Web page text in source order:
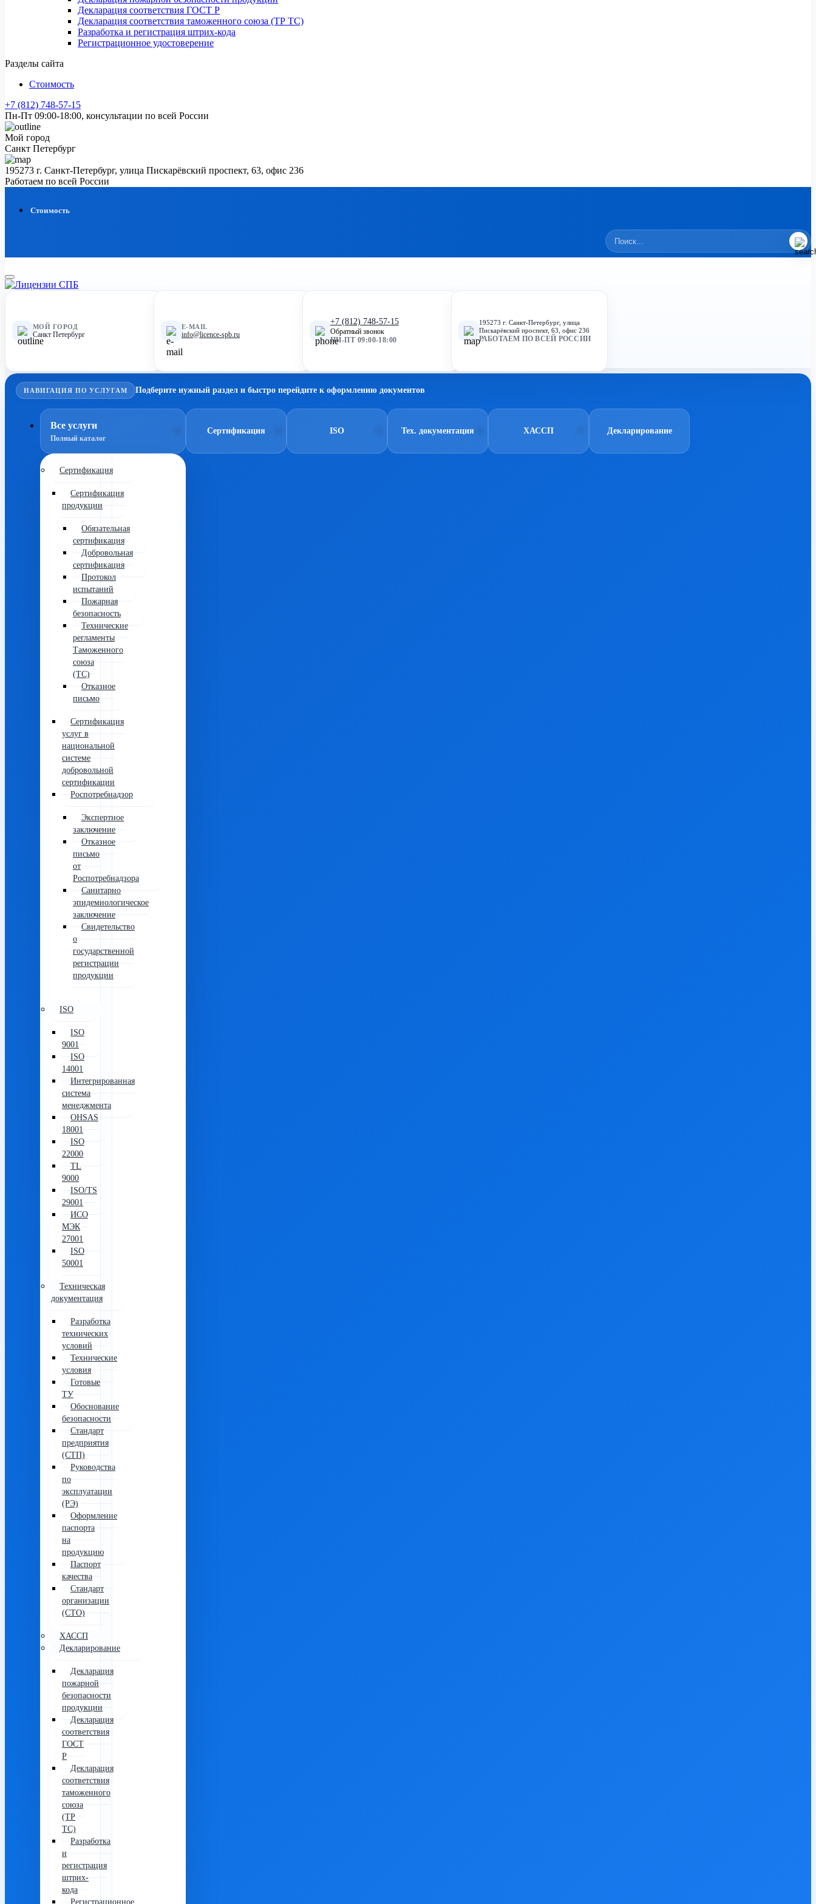
Декларация соответствия ГОСТ Р
Декларация соответствия таможенного союза (ТР ТС)
Разработка и регистрация штрих-кода
Регистрационное удостоверение
Разделы сайта
Стоимость
+7 (812) 748-57-15
Пн-Пт 09:00-18:00, консультации по всей России
Мой город
Санкт Петербург
195273 г. Санкт-Петербург, улица Пискарёвский проспект, 63, офис 236
Работаем по всей России
Стоимость
МОЙ ГОРОД
Санкт Петербург
E-MAIL
info@licence-spb.ru
+7 (812) 748-57-15
Обратный звонок
ПН-ПТ 09:00-18:00
195273 г. Санкт-Петербург, улица
Пискарёвский проспект, 63, офис 236
РАБОТАЕМ ПО ВСЕЙ РОССИИ
НАВИГАЦИЯ ПО УСЛУГАМ Подберите нужный раздел и быстро перейдите к оформлению документов
Все услуги
Полный каталог
Сертификация
Сертификация
продукции
Обязательная
сертификация
Добровольная
сертификация
Протокол
испытаний
Пожарная
безопасность
Технические
регламенты
Таможенного
союза
(ТС)
Отказное
письмо
Сертификация
услуг в
национальной
системе
добровольной
сертификации
Роспотребнадзор
Экспертное
заключение
Отказное
письмо
от
Роспотребнадзора
Санитарно
эпидемиологическое
заключение
Свидетельство
о
государственной
регистрации
продукции
ISO
ISO
9001
ISO
14001
Интегрированная
система
менеджмента
OHSAS
18001
ISO
22000
TL
9000
ISO/TS
29001
ИСО
МЭК
27001
ISO
50001
Техническая
документация
Разработка
технических
условий
Технические
условия
Готовые
ТУ
Обоснование
безопасности
Стандарт
предприятия
(СТП)
Руководства
по
эксплуатации
(РЭ)
Оформление
паспорта
на
продукцию
Паспорт
качества
Стандарт
организации
(СТО)
ХАССП
Декларирование
Декларация
пожарной
безопасности
продукции
Декларация
соответствия
ГОСТ
Р
Декларация
соответствия
таможенного
союза
(ТР
ТС)
Разработка
и
регистрация
штрих-
кода
Регистрационное
Сертификация ISO Тех. документация ХАССП Декларирование